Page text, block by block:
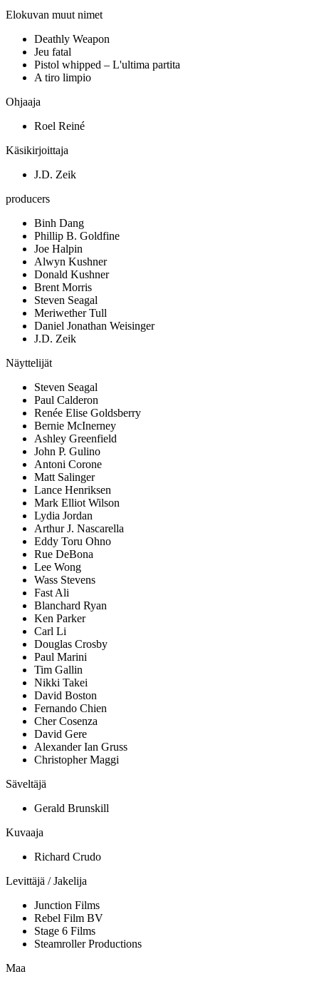
Elokuvan muut nimet
Deathly Weapon
Jeu fatal
Pistol whipped – L'ultima partita
A tiro limpio
Ohjaaja
Roel Reiné
Käsikirjoittaja
J.D. Zeik
producers
Binh Dang
Phillip B. Goldfine
Joe Halpin
Alwyn Kushner
Donald Kushner
Brent Morris
Steven Seagal
Meriwether Tull
Daniel Jonathan Weisinger
J.D. Zeik
Näyttelijät
Steven Seagal
Paul Calderon
Renée Elise Goldsberry
Bernie McInerney
Ashley Greenfield
John P. Gulino
Antoni Corone
Matt Salinger
Lance Henriksen
Mark Elliot Wilson
Lydia Jordan
Arthur J. Nascarella
Eddy Toru Ohno
Rue DeBona
Lee Wong
Wass Stevens
Fast Ali
Blanchard Ryan
Ken Parker
Carl Li
Douglas Crosby
Paul Marini
Tim Gallin
Nikki Takei
David Boston
Fernando Chien
Cher Cosenza
David Gere
Alexander Ian Gruss
Christopher Maggi
Säveltäjä
Gerald Brunskill
Kuvaaja
Richard Crudo
Levittäjä / Jakelija
Junction Films
Rebel Film BV
Stage 6 Films
Steamroller Productions
Maa